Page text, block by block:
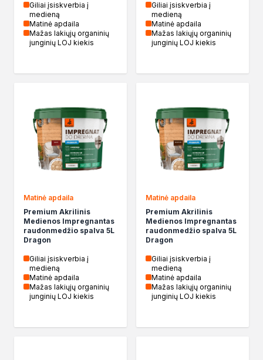
Giliai įsiskverbia į
medieną
Matinė apdaila
Mažas lakiųjų organinių
junginių LOJ kiekis
Giliai įsiskverbia į
medieną
Matinė apdaila
Mažas lakiųjų organinių
junginių LOJ kiekis
Matinė apdaila
Premium Akrilinis
Medienos Impregnantas
raudonmedžio spalva 5L
Dragon
Giliai įsiskverbia į
medieną
Matinė apdaila
Mažas lakiųjų organinių
junginių LOJ kiekis
Matinė apdaila
Premium Akrilinis
Medienos Impregnantas
raudonmedžio spalva 5L
Dragon
Giliai įsiskverbia į
medieną
Matinė apdaila
Mažas lakiųjų organinių
junginių LOJ kiekis